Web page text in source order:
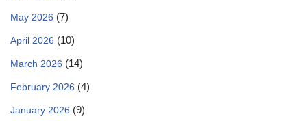
May 2026 (7)
April 2026 (10)
March 2026 (14)
February 2026 (4)
January 2026 (9)